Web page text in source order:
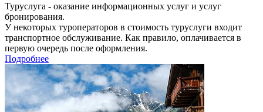
Туруслуга - оказание информационных услуг и услуг
бронирования.
У некоторых туроператоров в стоимость туруслуги входит
транспортное обслуживание. Как правило, оплачивается в
первую очередь после оформления.
Подробнее